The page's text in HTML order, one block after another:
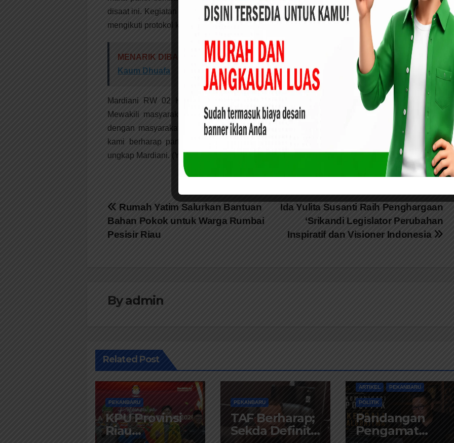
disaat ini. Kegiatan ini sudah dilaksanakan pada 20 Oktober hingga 26 Oktober 2020 dengan
mengikuti protokol kesehatan,” ungkap Ida Yulita Susanti
MENARIK DIBACA:
2020 Baznas Provinsi Riau Gencarkan Program Berbagi
Kaum Dhuafa
Mardiani RW 02 Kelurahan Padang Terubuk Kecamatan Senapelan mengatakan, Kami
Mewakili masyarakat mengucapkan terima kasih kepada partai Golkar Riau yang peduli
dengan masyarakat, terutama membagikan paket sembako kepada warga kami. Tentunya,
kami berharap partai Golkar tetap peduli dengan masyarakat dengan kegiatan lainnya,”
ungkap Mardiani. (YS)
Navigasi
pos
Ida Yulita Susanti Raih Penghargaan
‘Srikandi Legislator Perubahan
Inspiratif dan Visioner Indonesia
Rumah Yatim Salurkan Bantuan
Bahan Pokok untuk Warga Rumbai
Pesisir Riau
Byadmin
Related Post
PEKANBARU
KPU Provinsi
Riau
PEKANBARU
TAF Berharap;
Sekda Definitif
ARTIKEL PEKANBARU
POLITIK
Pandangan
Pengamat